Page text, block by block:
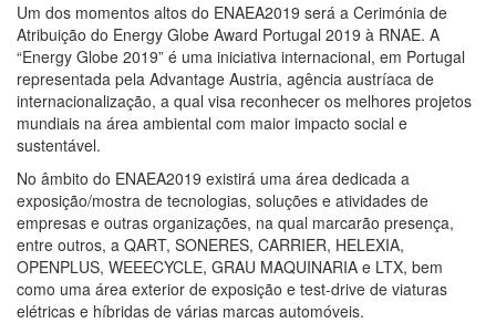
Um dos momentos altos do ENAEA2019 será a Cerimónia de
Atribuição do Energy Globe Award Portugal 2019 à RNAE. A
“Energy Globe 2019” é uma iniciativa internacional, em Portugal
representada pela Advantage Austria, agência austríaca de
internacionalização, a qual visa reconhecer os melhores projetos
mundiais na área ambiental com maior impacto social e
sustentável.
No âmbito do ENAEA2019 existirá uma área dedicada a
exposição/mostra de tecnologias, soluções e atividades de
empresas e outras organizações, na qual marcarão presença,
entre outros, a QART, SONERES, CARRIER, HELEXIA,
OPENPLUS, WEEECYCLE, GRAU MAQUINARIA e LTX, bem
como uma área exterior de exposição e test-drive de viaturas
elétricas e híbridas de várias marcas automóveis.